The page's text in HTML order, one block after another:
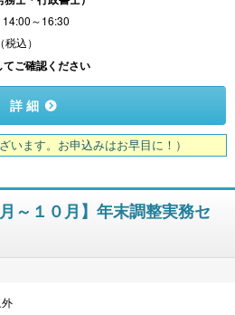
～16:30
込）
てご確認ください
詳 細
います。お申込みはお早目に！）
～１０月】年末調整実務セ